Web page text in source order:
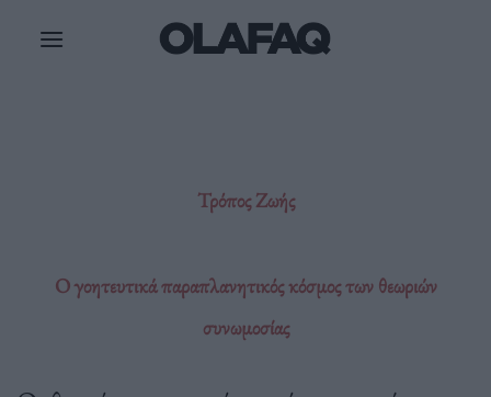
Τρόπος Ζωής
Ο γοητευτικά παραπλανητικός κόσμος των θεωριών
συνωμοσίας